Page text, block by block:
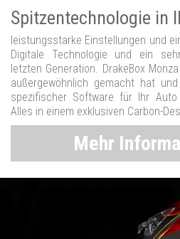
Spitzentechnologie in
leistungsstarke Einstellungen und
Digitale Technologie und ein
letzten Generation. DrakeBox
außergewöhnlich gemacht hat
spezifischer Software für Ihr
Alles in einem exklusiven Carbon-
Mehr